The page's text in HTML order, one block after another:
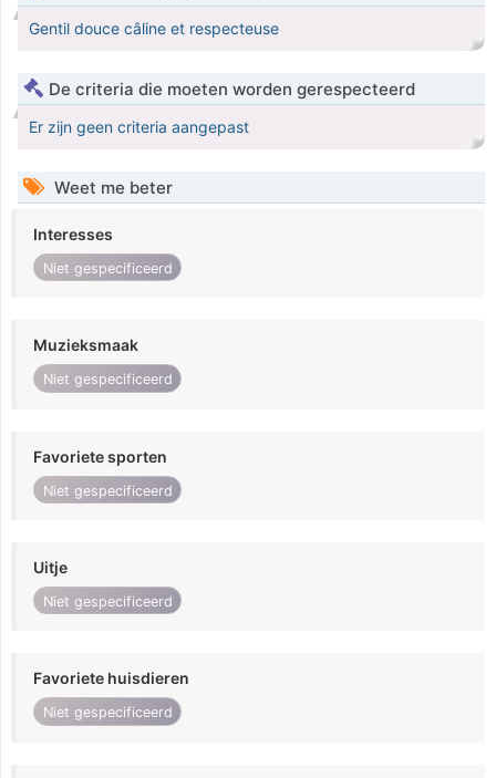
Gentil douce câline et respecteuse
De criteria die moeten worden gerespecteerd
Er zijn geen criteria aangepast
Weet me beter
Interesses
Niet gespecificeerd
Muzieksmaak
Niet gespecificeerd
Favoriete sporten
Niet gespecificeerd
Uitje
Niet gespecificeerd
Favoriete huisdieren
Niet gespecificeerd